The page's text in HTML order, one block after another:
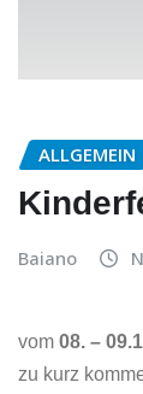
ALLGEMEIN
Baiano
vom 08. –
zu kurz